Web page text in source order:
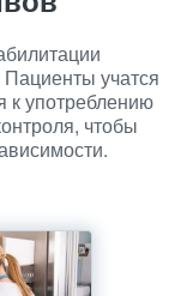
учатся
к употреблению
чтобы